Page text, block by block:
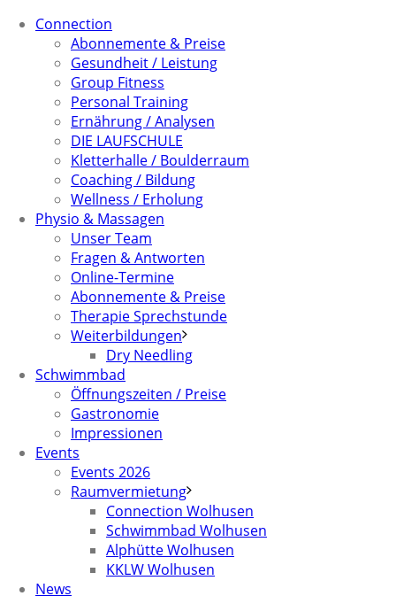
Connection
Abonnemente & Preise
Gesundheit / Leistung
Group Fitness
Personal Training
Ernährung / Analysen
DIE LAUFSCHULE
Kletterhalle / Boulderraum
Coaching / Bildung
Wellness / Erholung
Physio & Massagen
Unser Team
Fragen & Antworten
Online-Termine
Abonnemente & Preise
Therapie Sprechstunde
Weiterbildungen
Dry Needling
Schwimmbad
Öffnungszeiten / Preise
Gastronomie
Impressionen
Events
Events 2026
Raumvermietung
Connection Wolhusen
Schwimmbad Wolhusen
Alphütte Wolhusen
KKLW Wolhusen
News